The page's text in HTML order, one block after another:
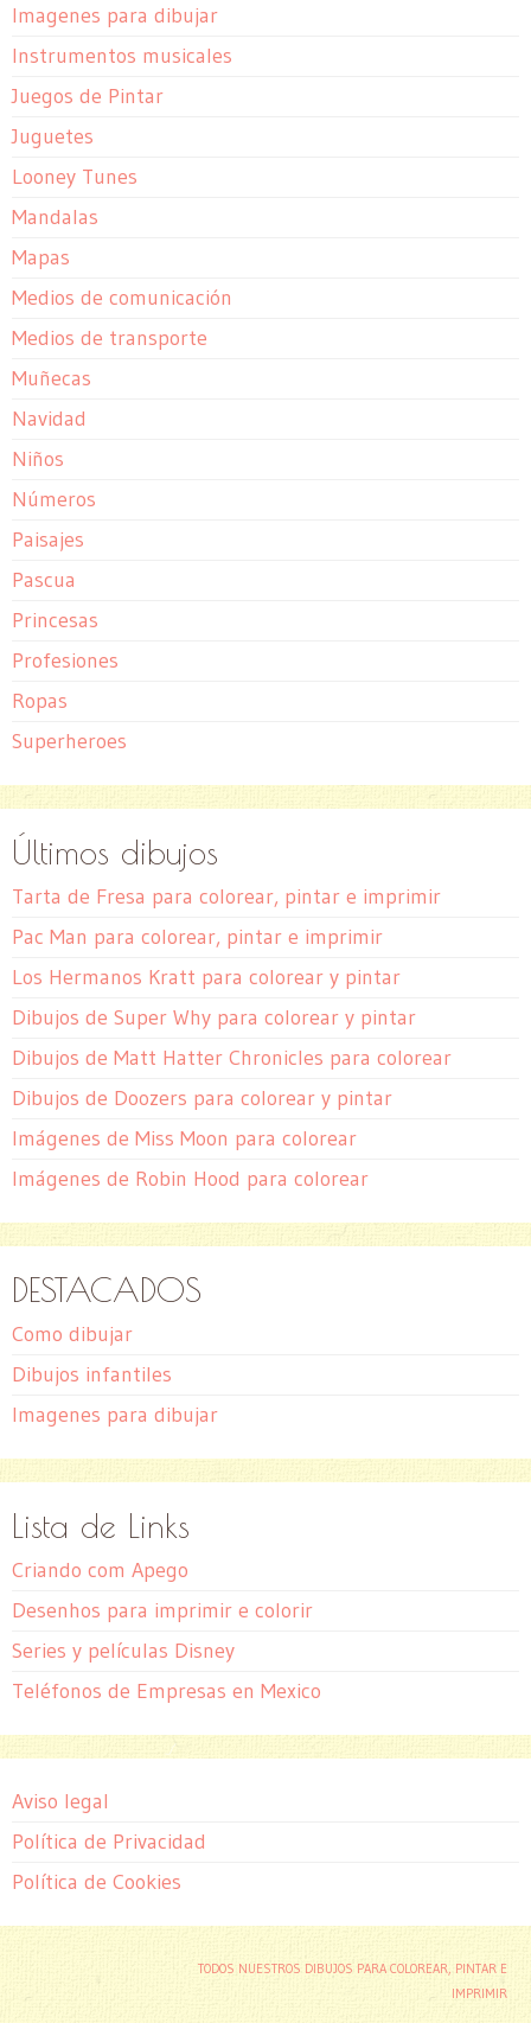
Imagenes para dibujar
Instrumentos musicales
Juegos de Pintar
Juguetes
Looney Tunes
Mandalas
Mapas
Medios de comunicación
Medios de transporte
Muñecas
Navidad
Niños
Números
Paisajes
Pascua
Princesas
Profesiones
Ropas
Superheroes
Últimos dibujos
Tarta de Fresa para colorear, pintar e imprimir
Pac Man para colorear, pintar e imprimir
Los Hermanos Kratt para colorear y pintar
Dibujos de Super Why para colorear y pintar
Dibujos de Matt Hatter Chronicles para colorear
Dibujos de Doozers para colorear y pintar
Imágenes de Miss Moon para colorear
Imágenes de Robin Hood para colorear
DESTACADOS
Como dibujar
Dibujos infantiles
Imagenes para dibujar
Lista de Links
Criando com Apego
Desenhos para imprimir e colorir
Series y películas Disney
Teléfonos de Empresas en Mexico
Aviso legal
Política de Privacidad
Política de Cookies
TODOS NUESTROS DIBUJOS PARA COLOREAR, PINTAR E
IMPRIMIR